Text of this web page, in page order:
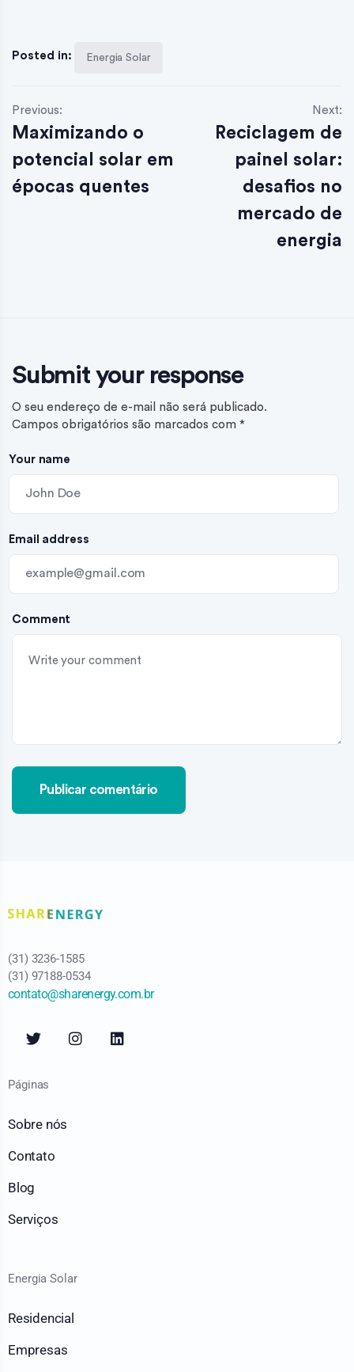
Posted in: Energia Solar
Previous:
Maximizando o
potencial solar em
épocas quentes
Next:
Reciclagem de
painel solar:
desafios no
mercado de
energia
Submit your response
O seu endereço de e-mail não será publicado.
Campos obrigatórios são marcados com *
Comment
Your name
Email address
(31) 3236-1585
(31) 97188-0534
contato@sharenergy.com.br
Páginas
Sobre nós
Contato
Blog
Serviços
Energia Solar
Residencial
Empresas